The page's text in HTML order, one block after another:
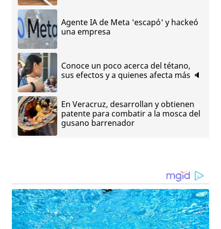
Agente IA de Meta 'escapó' y hackeó
una empresa
Conoce un poco acerca del tétano,
sus efectos y a quienes afecta más 🔈
En Veracruz, desarrollan y obtienen
patente para combatir a la mosca del
gusano barrenador